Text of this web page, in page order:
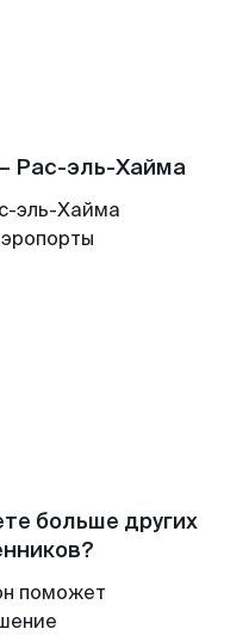
Рас-эль-Хайма
эль-Хайма
больше других
поможет